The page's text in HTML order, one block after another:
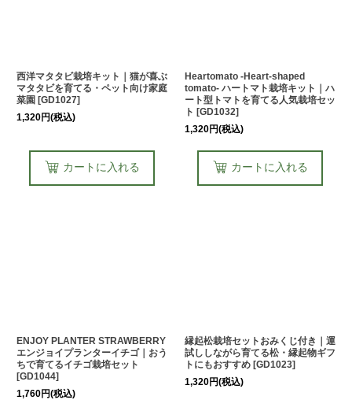
西洋マタタビ栽培キット｜猫が喜ぶ
マタタビを育てる・ペット向け家庭
菜園 [GD1027]
1,320円(税込)
カートに入れる
Heartomato -Heart-shaped
tomato- ハートマト栽培キット｜ハ
ート型トマトを育てる人気栽培セッ
ト [GD1032]
1,320円(税込)
カートに入れる
ENJOY PLANTER STRAWBERRY
エンジョイプランターイチゴ｜おう
ちで育てるイチゴ栽培セット
[GD1044]
1,760円(税込)
縁起松栽培セットおみくじ付き｜運
試ししながら育てる松・縁起物ギフ
トにもおすすめ [GD1023]
1,320円(税込)